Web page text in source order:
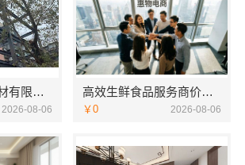
云南晟构建筑建材有限公司安宁重钢终身维保
2026-08-06
高效生鲜食品服务商价格——湖北省惠物电子商务有限公司
￥0 2026-08-06